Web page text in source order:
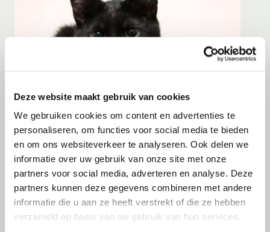
Deze website maakt gebruik van cookies
We gebruiken cookies om content en advertenties te
personaliseren, om functies voor social media te bieden
en om ons websiteverkeer te analyseren. Ook delen we
informatie over uw gebruik van onze site met onze
partners voor social media, adverteren en analyse. Deze
partners kunnen deze gegevens combineren met andere
informatie die u aan ze heeft verstrekt of die ze hebben
verzameld op basis van uw gebruik van hun services.
Adoptie 08-08-2026
Fellini